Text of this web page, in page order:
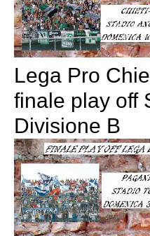
Lega Pro
finale play off
Divisione B